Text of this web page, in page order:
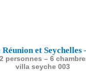
et Seychelles
personnes – 6
villa seyche 003